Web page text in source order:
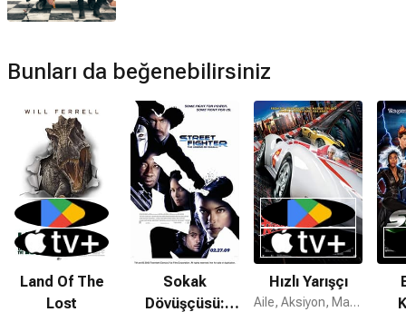
The Umbrella Academy devam filmi var mı?
bulunmamaktadır.
Bunları da beğenebilirsiniz
Land Of The
Lost
Sokak
Dövüşçüsü:
Hızlı Yarışçı
Aile, Aksiyon, Macera